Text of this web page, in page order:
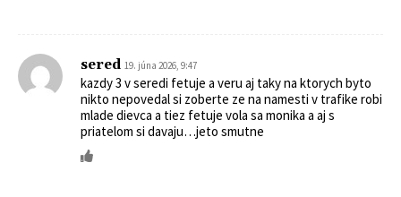
sered 19. júna 2026, 9:47
kazdy 3 v seredi fetuje a veru aj taky na ktorych byto
nikto nepovedal si zoberte ze na namesti v trafike robi
mlade dievca a tiez fetuje vola sa monika a aj s
priatelom si davaju…jeto smutne